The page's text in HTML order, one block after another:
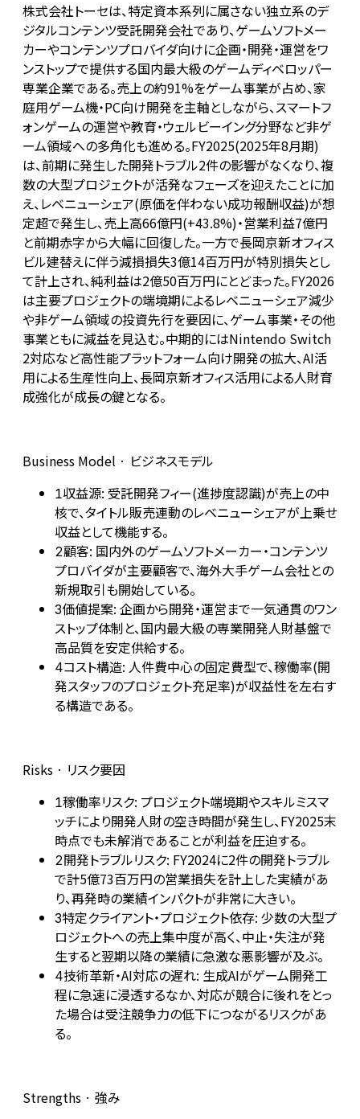
株式会社トーセは、特定資本系列に属さない独立系のデ
ジタルコンテンツ受託開発会社であり、ゲームソフトメー
カーやコンテンツプロバイダ向けに企画・開発・運営をワ
ンストップで提供する国内最大級のゲームディベロッパー
専業企業である。売上の約91%をゲーム事業が占め、家
庭用ゲーム機・PC向け開発を主軸としながら、スマートフ
ォンゲームの運営や教育・ウェルビーイング分野など非ゲ
ーム領域への多角化も進める。FY2025(2025年8月期)
は、前期に発生した開発トラブル2件の影響がなくなり、複
数の大型プロジェクトが活発なフェーズを迎えたことに加
え、レベニューシェア(原価を伴わない成功報酬収益)が想
定超で発生し、売上高66億円(+43.8%)・営業利益7億円
と前期赤字から大幅に回復した。一方で長岡京新オフィス
ビル建替えに伴う減損損失3億14百万円が特別損失とし
て計上され、純利益は2億50百万円にとどまった。FY2026
は主要プロジェクトの端境期によるレベニューシェア減少
や非ゲーム領域の投資先行を要因に、ゲーム事業・その他
事業ともに減益を見込む。中期的にはNintendo Switch
2対応など高性能プラットフォーム向け開発の拡大、AI活
用による生産性向上、長岡京新オフィス活用による人財育
成強化が成長の鍵となる。
Business Model · ビジネスモデル
1収益源: 受託開発フィー(進捗度認識)が売上の中
核で、タイトル販売連動のレベニューシェアが上乗せ
収益として機能する。
2顧客: 国内外のゲームソフトメーカー・コンテンツ
プロバイダが主要顧客で、海外大手ゲーム会社との
新規取引も開始している。
3価値提案: 企画から開発・運営まで一気通貫のワン
ストップ体制と、国内最大級の専業開発人財基盤で
高品質を安定供給する。
4コスト構造: 人件費中心の固定費型で、稼働率(開
発スタッフのプロジェクト充足率)が収益性を左右す
る構造である。
Risks · リスク要因
1稼働率リスク: プロジェクト端境期やスキルミスマ
ッチにより開発人財の空き時間が発生し、FY2025末
時点でも未解消であることが利益を圧迫する。
2開発トラブルリスク: FY2024に2件の開発トラブル
で計5億73百万円の営業損失を計上した実績があ
り、再発時の業績インパクトが非常に大きい。
3特定クライアント・プロジェクト依存: 少数の大型プ
ロジェクトへの売上集中度が高く、中止・失注が発
生すると翌期以降の業績に急激な悪影響が及ぶ。
4技術革新・AI対応の遅れ: 生成AIがゲーム開発工
程に急速に浸透するなか、対応が競合に後れをとっ
た場合は受注競争力の低下につながるリスクがあ
る。
Strengths · 強み